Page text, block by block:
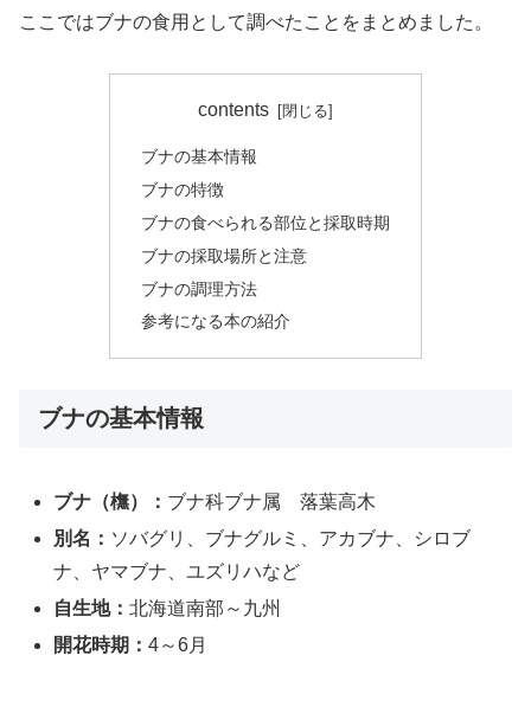
ここではブナの食用として調べたことをまとめました。
contents
ブナの基本情報
ブナの特徴
ブナの食べられる部位と採取時期
ブナの採取場所と注意
ブナの調理方法
参考になる本の紹介
ブナの基本情報
ブナ（橅）： ブナ科ブナ属 落葉高木
別名： ソバグリ、ブナグルミ、アカブナ、シロブ
ナ、ヤマブナ、ユズリハなど
自生地：北海道南部～九州
開花時期：4～6月